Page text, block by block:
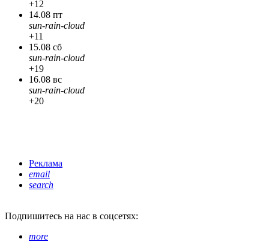
+12
14.08 пт
sun-rain-cloud
+11
15.08 сб
sun-rain-cloud
+19
16.08 вс
sun-rain-cloud
+20
Реклама
email
search
Подпишитесь на нас в соцсетях:
more